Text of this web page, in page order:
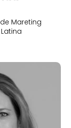
Mareting